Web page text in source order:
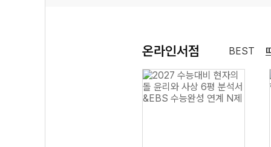
온라인서점 BEST